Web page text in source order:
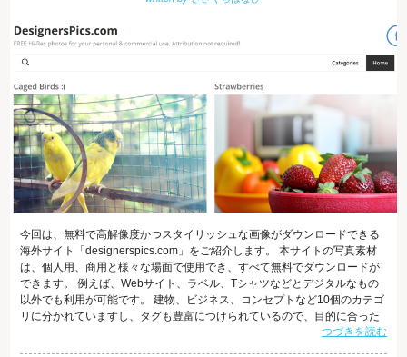
今回は、無料で高解像度かつスタイリッシュな画像がダウンロードできる
海外サイト「designerspics.com」をご紹介します。 本サイトの写真素材
は、個人用、商用と様々な場面で使用でき、すべて無料でダウンロードが
できます。 例えば、Webサイト、ラベル、Tシャツなどとデジタルなもの
以外でも利用が可能です。 建物、ビジネス、コンセプトなど10個のカテゴ
リに分かれていますし、タグも豊富につけられているので、目的に合った
ものが3800枚以上の写真のなかから簡単に見つけることができます。 一枚
つづきを読む